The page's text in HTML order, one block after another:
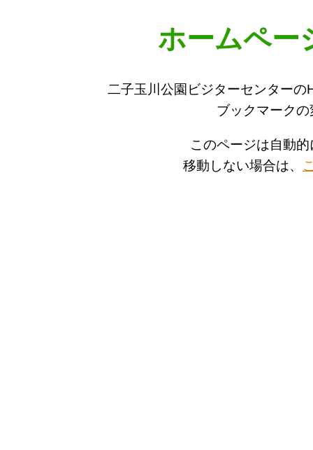
ホームペー
二子玉川公園ビジターセンター
ブックマーク
このページは自動
移動しない場合は、